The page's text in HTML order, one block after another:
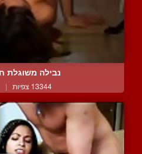
נבילה משוגלת
13344 צפיות |